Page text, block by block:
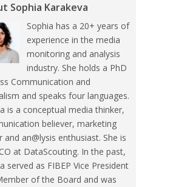
Sophia Karakeva
Sophia has a 20+ years of
experience in the media
monitoring and analysis
industry. She holds a PhD
Communication and
and speaks four languages.
is a conceptual media thinker,
believer, marketing
and an@lysis enthusiast. She is
at DataScouting. In the past,
served as FIBEP Vice President
of the Board and was